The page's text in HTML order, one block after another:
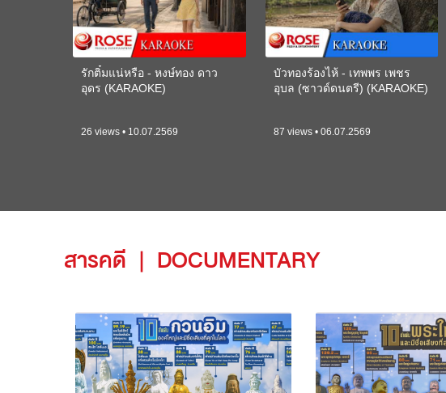
รักติ๋มแน่หรือ - หงษ์ทอง ดาว
อุดร (KARAOKE)
26 views • 10.07.2569
บัวทองร้องไห้ - เทพพร เพชร
อุบล (ซาวด์ดนตรี) (KARAOKE)
87 views • 06.07.2569
สารคดี | DOCUMENTARY